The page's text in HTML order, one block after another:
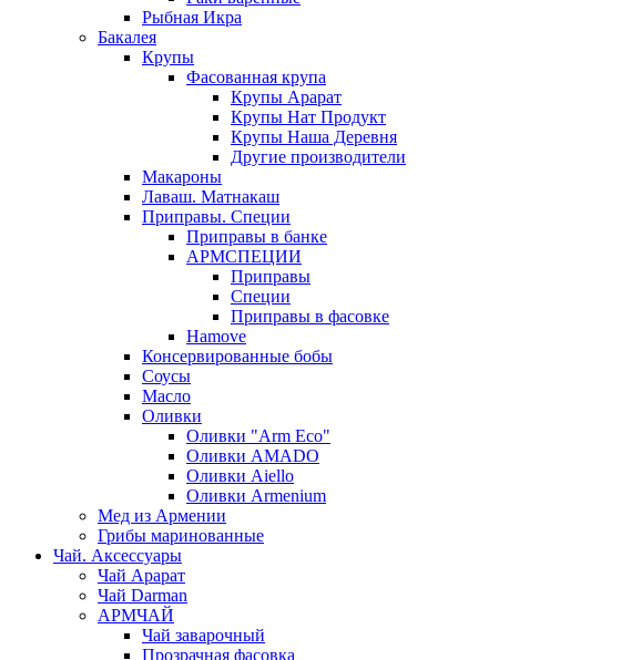
Рыбная Икра
Бакалея
Крупы
Фасованная крупа
Крупы Арарат
Крупы Нат Продукт
Крупы Наша Деревня
Другие производители
Макароны
Лаваш. Матнакаш
Приправы. Специи
Приправы в банке
АРМСПЕЦИИ
Приправы
Специи
Приправы в фасовке
Hamove
Консервированные бобы
Соусы
Масло
Оливки
Оливки "Arm Eco"
Оливки AMADO
Оливки Aiello
Оливки Armenium
Мед из Армении
Грибы маринованные
Чай. Аксессуары
Чай Арарат
Чай Darman
АРМЧАЙ
Чай заварочный
Прозрачная фасовка